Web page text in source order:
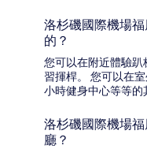
洛杉磯國際機場
的？
您可以在附近體驗
習揮桿。 您可以在
小時健身中心等等的
洛杉磯國際機場
廳？